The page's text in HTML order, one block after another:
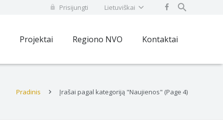
Prisijungti Lietuviškai
Projektai Regiono NVO Kontaktai
Pradinis Įrašai pagal kategoriją "Naujienos" (Page 4)